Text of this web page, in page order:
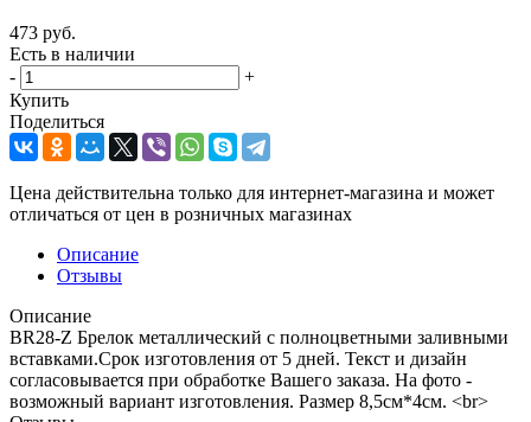
473 руб.
Есть в наличии
-
+
Купить
Поделиться
Цена действительна только для интернет-магазина и может
отличаться от цен в розничных магазинах
Описание
Отзывы
Описание
BR28-Z Брелок металлический с полноцветными заливными
вставками.Срок изготовления от 5 дней. Текст и дизайн
согласовывается при обработке Вашего заказа. На фото -
возможный вариант изготовления. Размер 8,5см*4см. <br>